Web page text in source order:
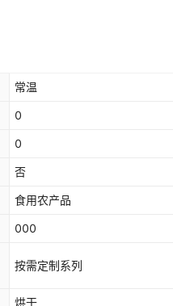
常温
0
0
否
食用农产品
000
按需定制系列
烘干